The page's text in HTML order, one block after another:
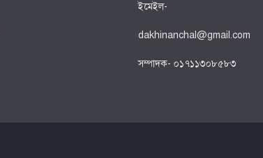
ইমেইল-
dakhinanchal@gmail.com
সম্পাদক- ০১৭১১৩০৮৫৮৩